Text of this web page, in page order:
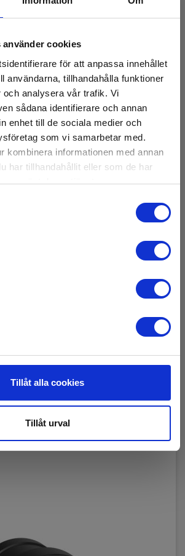
använder cookies
för att anpassa innehållet
användarna, tillhandahålla funktioner
och analysera vår trafik. Vi
sådana identifierare och annan
enhet till de sociala medier och
som vi samarbetar med.
kombinera informationen med annan
har tillhandahållit eller som de har
använt deras tjänster.
Tillåt alla cookies
Tillåt urval
Lägg i korg